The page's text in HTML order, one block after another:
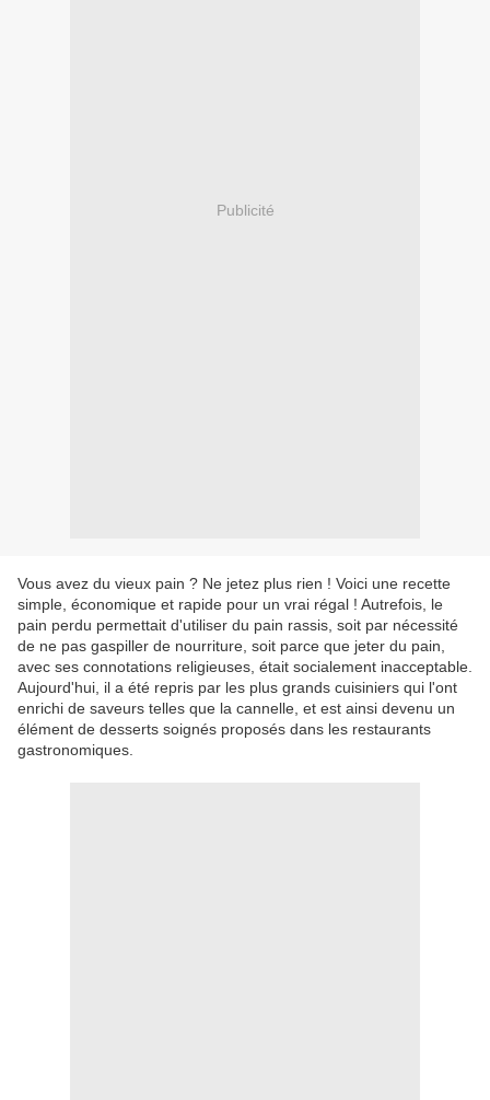
Publicité
Vous avez du vieux pain ? Ne jetez plus rien ! Voici une recette
simple, économique et rapide pour un vrai régal ! Autrefois, le
pain perdu permettait d'utiliser du pain rassis, soit par nécessité
de ne pas gaspiller de nourriture, soit parce que jeter du pain,
avec ses connotations religieuses, était socialement inacceptable.
Aujourd'hui, il a été repris par les plus grands cuisiniers qui l'ont
enrichi de saveurs telles que la cannelle, et est ainsi devenu un
élément de desserts soignés proposés dans les restaurants
gastronomiques.